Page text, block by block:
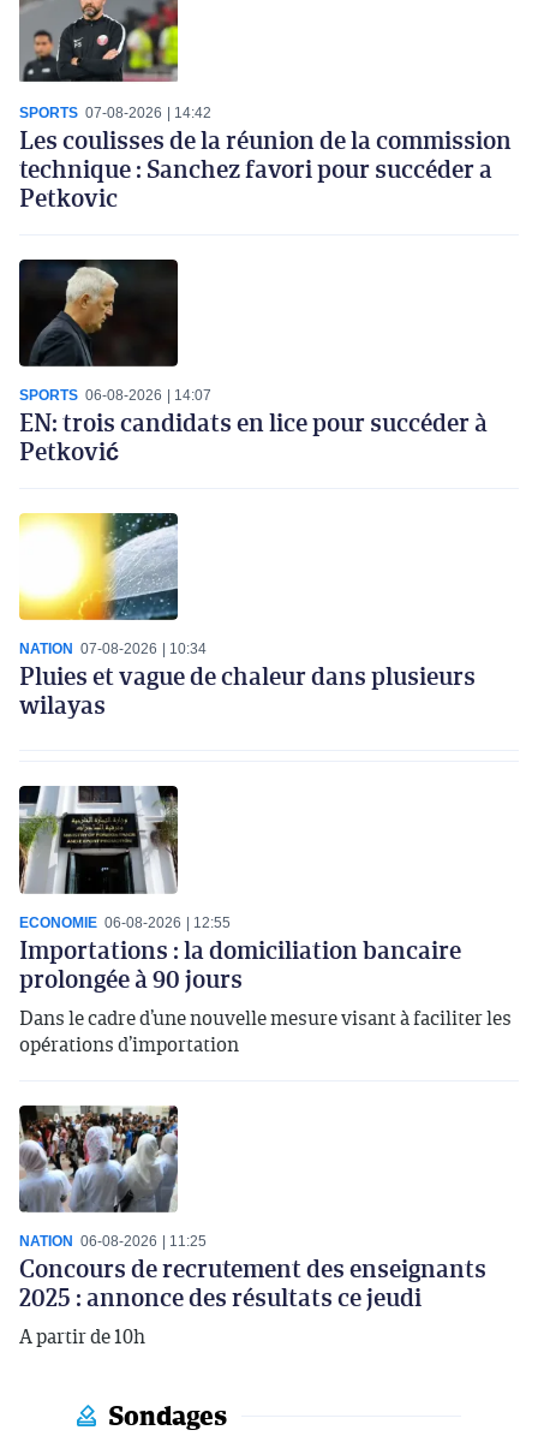
SPORTS 07-08-2026 14:42
Les coulisses de la réunion de la commission
technique : Sanchez favori pour succéder a
Petkovic
SPORTS 06-08-2026 14:07
EN: trois candidats en lice pour succéder à
Petković
NATION 07-08-2026 10:34
Pluies et vague de chaleur dans plusieurs
wilayas
ECONOMIE 06-08-2026 12:55
Importations : la domiciliation bancaire
prolongée à 90 jours
Dans le cadre d’une nouvelle mesure visant à faciliter les
opérations d’importation
NATION 06-08-2026 11:25
Concours de recrutement des enseignants
2025 : annonce des résultats ce jeudi
A partir de 10h
Sondages